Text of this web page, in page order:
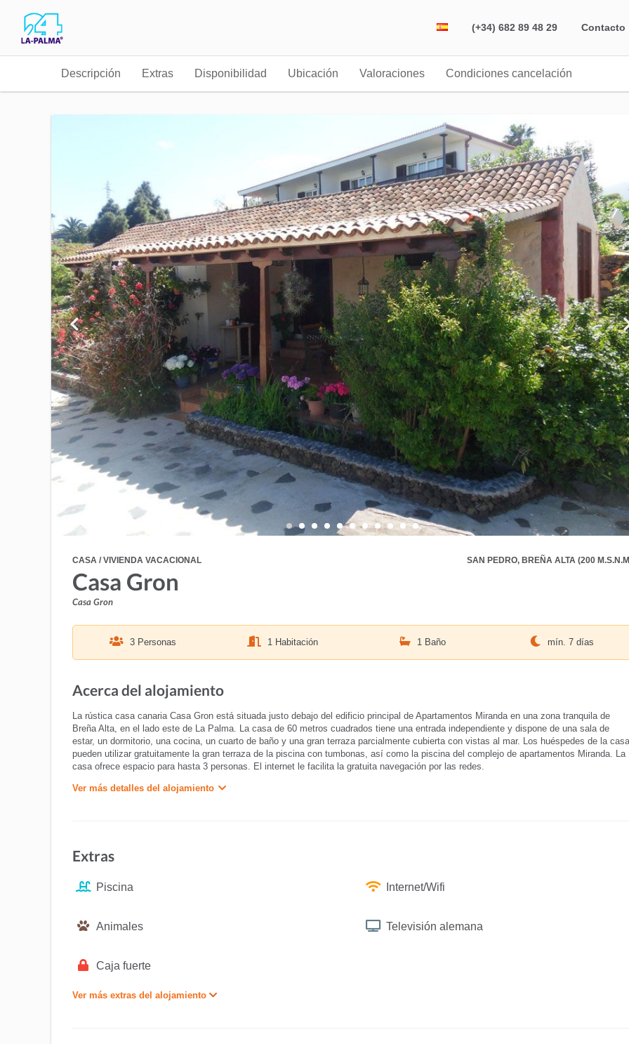
(+34) 682 89 48 29 Contacto
Descripción Extras Disponibilidad Ubicación Valoraciones Condiciones cancelación
CASA / VIVIENDA VACACIONAL SAN PEDRO, BREÑA ALTA (200
Casa Gron
Casa Gron
3 Personas 1 Habitación 1 Baño mín. 7 días
Acerca del alojamiento
La rústica casa canaria Casa Gron está situada justo debajo del edificio principal de Apartamentos Miranda en una zona tranquila de
Breña Alta, en el lado este de La Palma. La casa de 60 metros cuadrados tiene una entrada independiente y dispone de una sala de
estar, un dormitorio, una cocina, un cuarto de baño y una gran terraza parcialmente cubierta con vistas al mar. Los huéspedes de la casa
pueden utilizar gratuitamente la gran terraza de la piscina con tumbonas, así como la piscina del complejo de apartamentos Miranda. La
casa ofrece espacio para hasta 3 personas. El internet le facilita la gratuita navegación por las redes.
Ver más detalles del alojamiento
Extras
Piscina Internet/Wifi
Animales Televisión alemana
Caja fuerte
Ver más extras del alojamiento